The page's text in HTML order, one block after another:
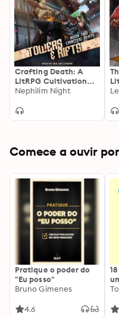
Crafting Death: A
LitRPG Cultivation
Series
Nephilim Night
Comece a ouvir
Pratique o poder do
"Eu posso"
Bruno Gimenes
4.6